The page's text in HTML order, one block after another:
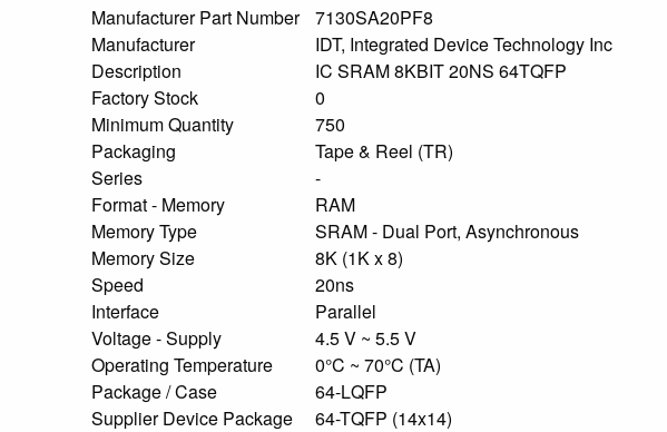
Manufacturer Part Number 7130SA20PF8
Manufacturer
IDT, Integrated Device Technology Inc
Description
IC SRAM 8KBIT 20NS 64TQFP
Factory Stock
0
Minimum Quantity
750
Packaging
Tape & Reel (TR)
Series
-
Format - Memory
RAM
Memory Type
SRAM - Dual Port, Asynchronous
Memory Size
8K (1K x 8)
Speed
20ns
Interface
Parallel
Voltage - Supply
4.5 V ~ 5.5 V
Operating Temperature
0°C ~ 70°C (TA)
Package / Case
64-LQFP
Supplier Device Package
64-TQFP (14x14)